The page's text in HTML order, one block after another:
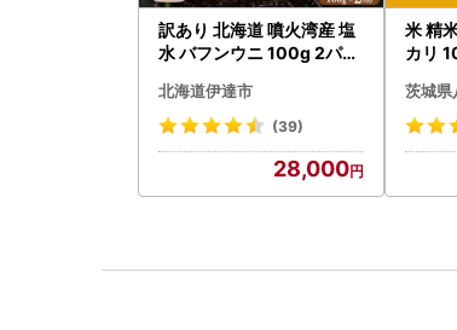
訳あり 北海道 噴火湾産 塩
水 バフンウニ 100g 2パッ
付き》うに ウニ 雲丹 海鮮
海の幸 魚介類 ウニ丼 お寿
取り寄せ 山村水産 送料無
北海道伊達市
(39)
28,000
米 精
カリ
茨城県